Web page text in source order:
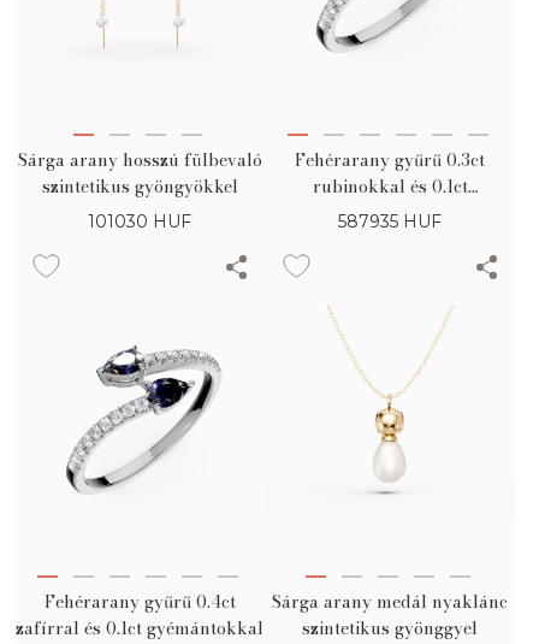
Sárga arany hosszú fülbevaló
szintetikus gyöngyökkel
101030 HUF
Fehérarany gyűrű 0.3ct
rubinokkal és 0.1ct
gyémántokkal
587935 HUF
Fehérarany gyűrű 0.4ct
zafírral és 0.1ct gyémántokkal
Sárga arany medál nyaklánc
szintetikus gyönggyel